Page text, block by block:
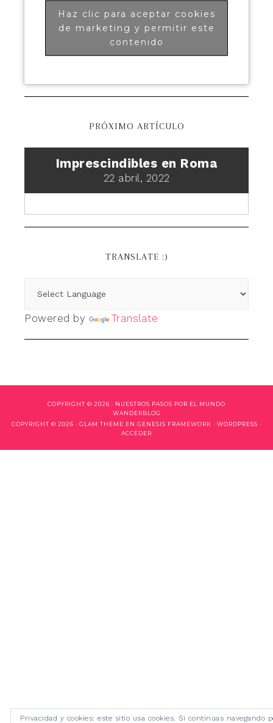
Haz clic para aceptar cookies
de marketing y permitir este
contenido
PRÓXIMO ARTÍCULO
Imprescindibles en Roma
22 abril, 2022
TRANSLATE :)
Powered by Translate
COPYRIGHT © 2026 · NUESTROS PASOS POR EL MUNDO
WANDERBLOG
COPYRIGHT © 2026 · GLAM THEME EN GENESIS FRAMEWORK · WORDPRESS ·
ACCEDER
Privacidad y cookies: este sitio usa cookies. Si continúas navegando